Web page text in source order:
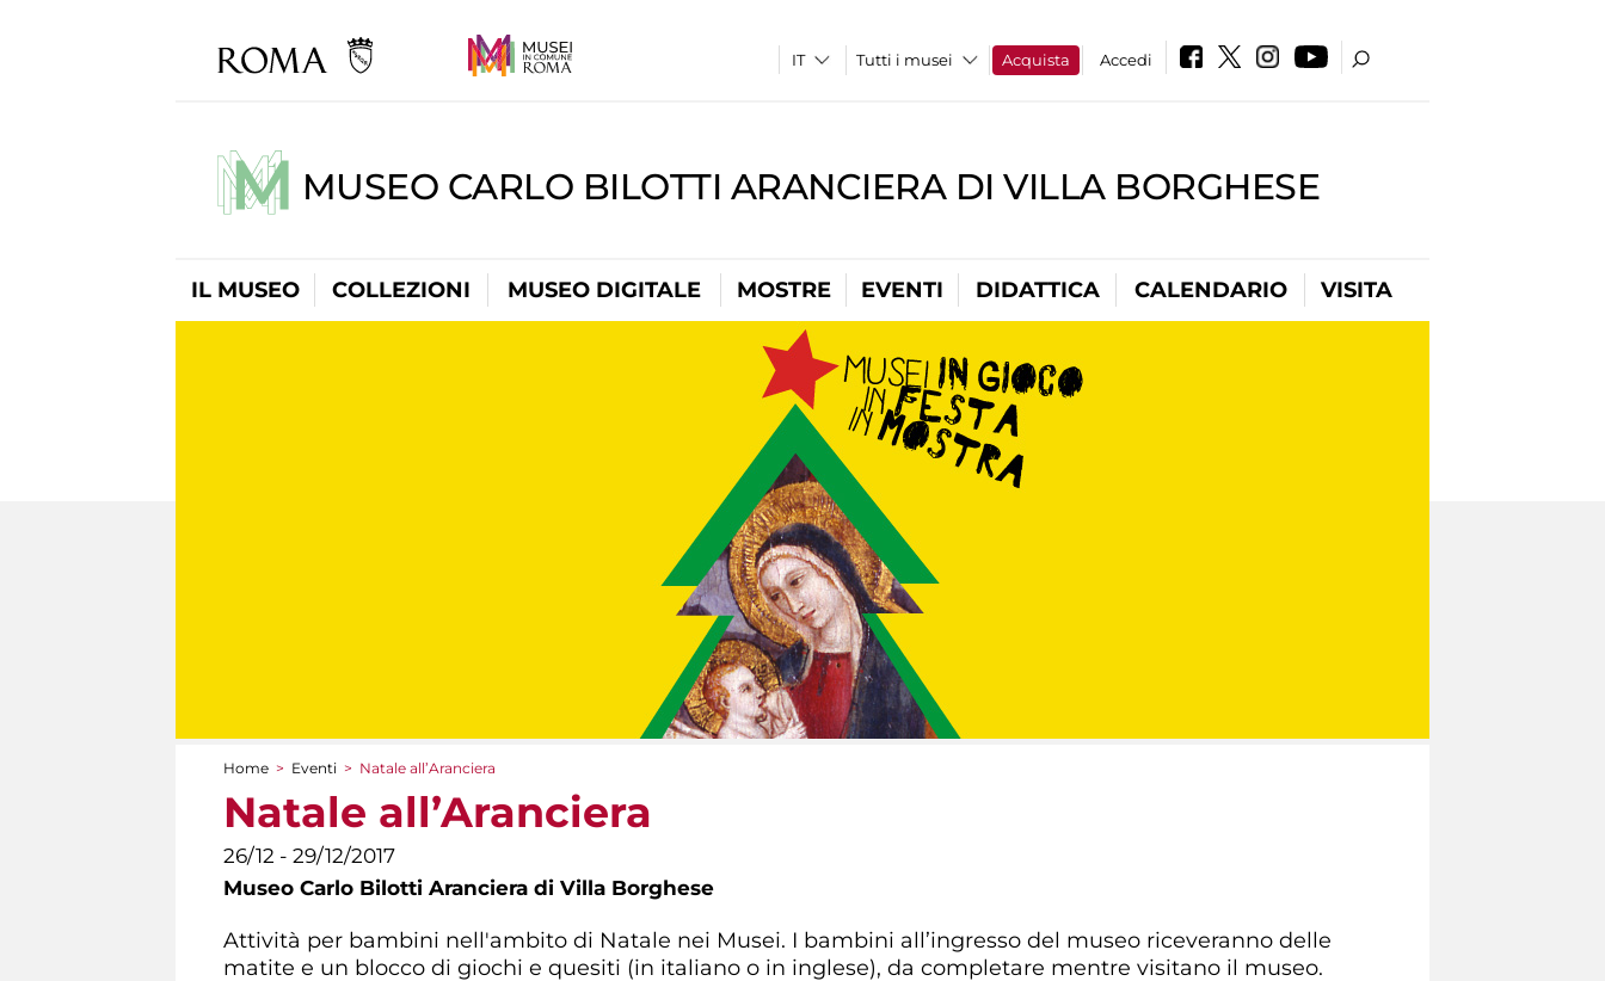
Tutti i musei Acquista Accedi
MUSEO CARLO BILOTTI ARANCIERA DI VILLA BORGHESE
IL MUSEO COLLEZIONI MUSEO DIGITALE MOSTRE EVENTI DIDATTICA CALENDARIO VISITA
Tu sei qui
Home > Eventi > Natale all’Aranciera
Natale all’Aranciera
26/12 - 29/12/2017
Museo Carlo Bilotti Aranciera di Villa Borghese
Attività per bambini nell'ambito di Natale nei Musei. I bambini all’ingresso del museo riceveranno delle
matite e un blocco di giochi e quesiti (in italiano o in inglese), da completare mentre visitano il museo.